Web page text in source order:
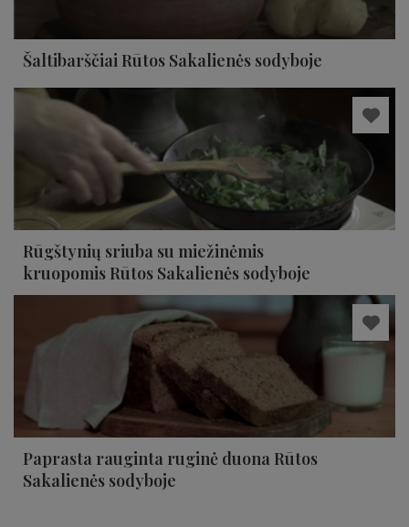
Šaltibarščiai Rūtos Sakalienės sodyboje
Rūgštynių sriuba su miežinėmis
kruopomis Rūtos Sakalienės sodyboje
Paprasta rauginta ruginė duona Rūtos
Sakalienės sodyboje